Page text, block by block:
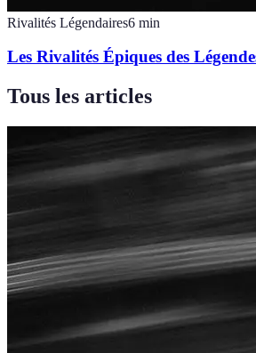
Rivalités Légendaires6 min
Les Rivalités Épiques des
Tous les articles